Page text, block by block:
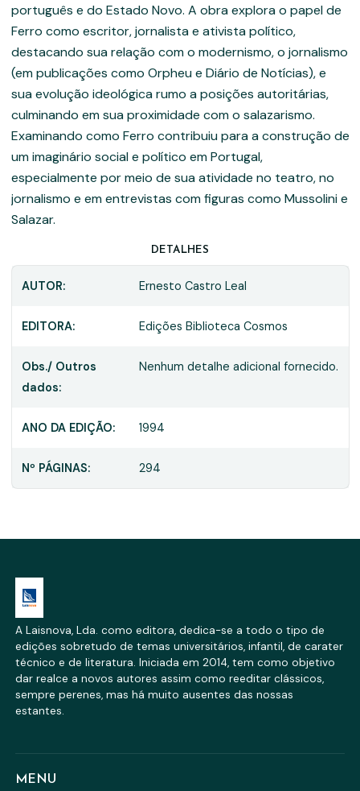
português e do Estado Novo. A obra explora o papel de
Ferro como escritor, jornalista e ativista político,
destacando sua relação com o modernismo, o jornalismo
(em publicações como Orpheu e Diário de Notícias), e
sua evolução ideológica rumo a posições autoritárias,
culminando em sua proximidade com o salazarismo.
Examinando como Ferro contribuiu para a construção de
um imaginário social e político em Portugal,
especialmente por meio de sua atividade no teatro, no
jornalismo e em entrevistas com figuras como Mussolini e
Salazar.
DETALHES
AUTOR: Ernesto Castro Leal
EDITORA: Edições Biblioteca Cosmos
Obs./ Outros
dados:
Nenhum detalhe adicional fornecido.
ANO DA EDIÇÃO: 1994
Nº PÁGINAS: 294
A Laisnova, Lda. como editora, dedica-se a todo o tipo de
edições sobretudo de temas universitários, infantil, de carater
técnico e de literatura. Iniciada em 2014, tem como objetivo
dar realce a novos autores assim como reeditar clássicos,
sempre perenes, mas há muito ausentes das nossas
estantes.
MENU